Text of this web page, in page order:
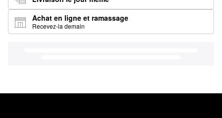
Achat en ligne et ramassage
Recevez-la demain